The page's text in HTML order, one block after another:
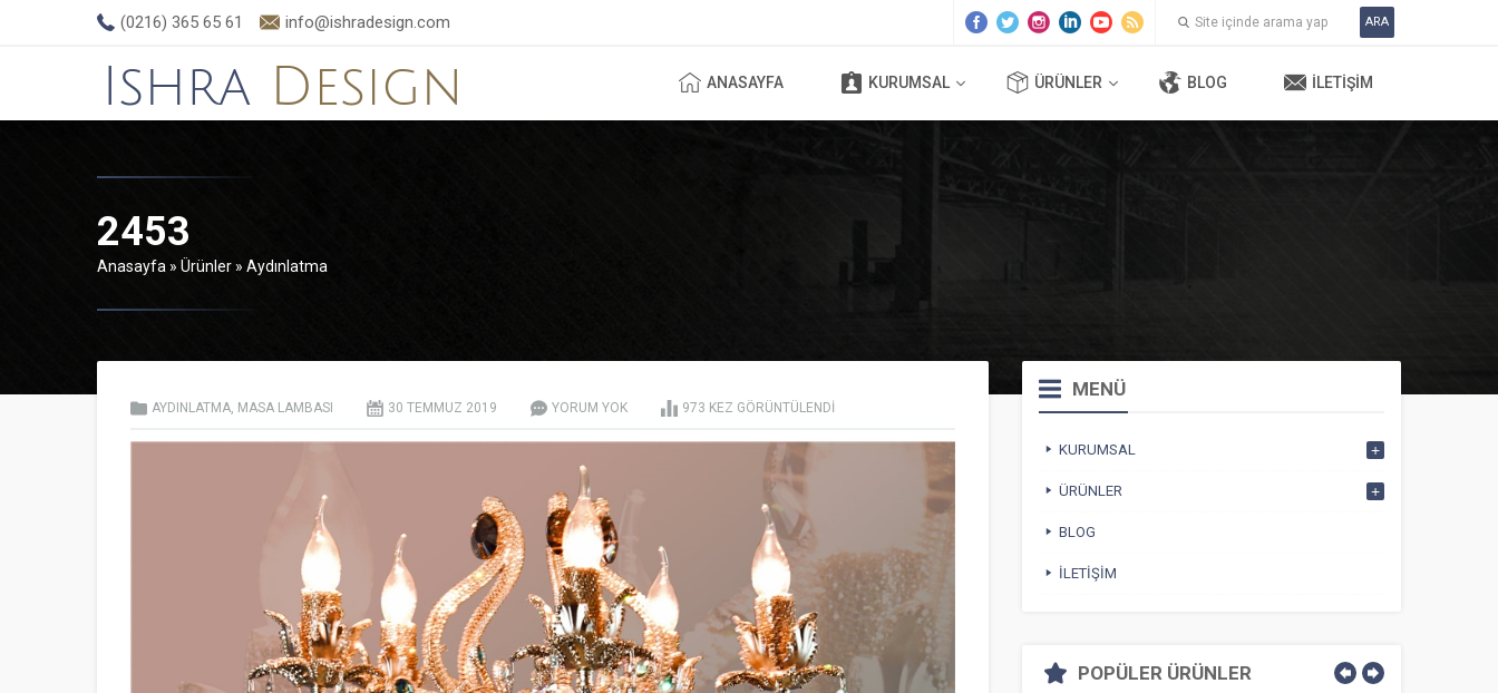
(0216) 365 65 61 info@ishradesign.com ARA
ANASAYFA KURUMSAL ÜRÜNLER BLOG İLETIŞIM
2453
Anasayfa » Ürünler » Aydınlatma
AYDINLATMA, MASA LAMBASI 30 TEMMUZ 2019 YORUM YOK 973 KEZ GÖRÜNTÜLENDI
MENÜ
KURUMSAL
ÜRÜNLER
BLOG
İLETIŞIM
POPÜLER ÜRÜNLER